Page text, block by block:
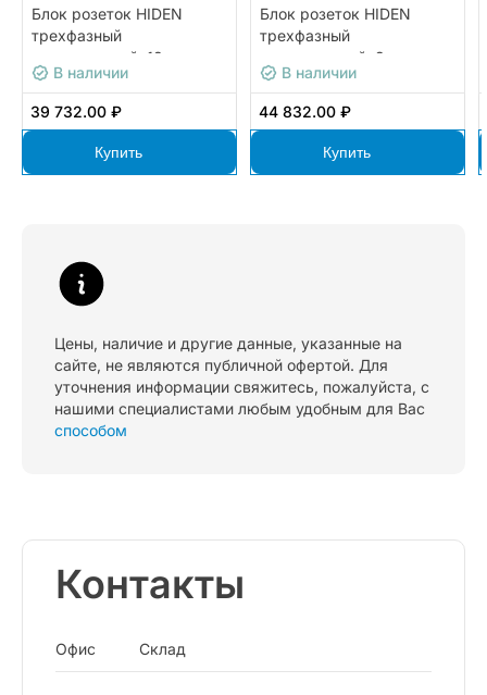
Блок розеток HIDEN
трехфазный
вертикальный, 18 розеток
С13, 6 розеток С19, 16A,
кабель питания 3м
(5х2,5мм2) с вилкой IEC
В наличии
39 732.00 ₽
Купить
Блок розеток HIDEN
трехфазный
вертикальный, 3 розетки
Schuko, 21 розетка С13, 6
выкл. (3х32А), кабель
питания 3м (5х4мм2) с
вилкой IEC 60309
В наличии
44 832.00 ₽
Купить
Цены, наличие и другие данные, указанные на
сайте, не являются публичной офертой. Для
уточнения информации свяжитесь, пожалуйста, с
нашими специалистами любым удобным для Вас
способом
Контакты
Офис Склад